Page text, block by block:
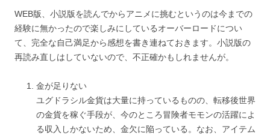
WEB版、小説版を読んでからアニメに挑むというのは今までの
経験に無かったので楽しみにしているオーバーロードについ
て、完全な自己満足から感想を書き連ねておきます。小説版の
再読み直しはしていないので、不正確かもしれませんが。
金が足りない
ユグドラシル金貨は大量に持っているものの、転移後世界
の金貨を稼ぐ手段が、今のところ冒険者モモンの活躍によ
る収入しかないため、金欠に陥っている。なお、アイテム